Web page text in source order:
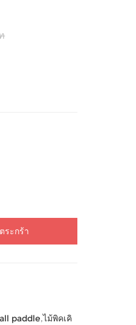
ระกร้า
paddle,ไม้พิคเคิ